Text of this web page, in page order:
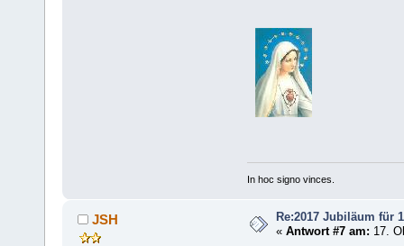
In hoc signo vinces.
JSH
Re:2017 Jubiläum für
«Antwort #7 am: 17.